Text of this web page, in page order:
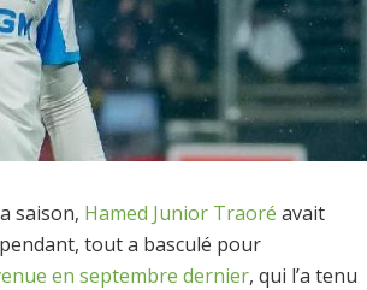
saison, Hamed Junior Traoré avait
tout a basculé pour
en septembre dernier, qui l’a tenu